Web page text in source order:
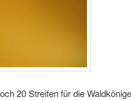
20 Streifen für die